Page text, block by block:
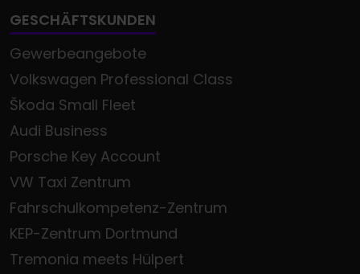
GESCHÄFTSKUNDEN
Gewerbeangebote
Volkswagen Professional Class
Škoda Small Fleet
Audi Business
Porsche Key Account
VW Taxi Zentrum
Fahrschulkompetenz-Zentrum
KEP-Zentrum Dortmund
Tremonia meets Hülpert